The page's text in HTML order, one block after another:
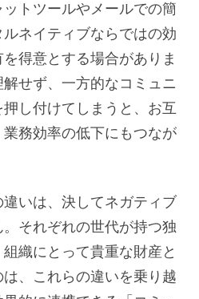
トツールやメールでの簡
ネイティブならではの効
得意とする場合がありま
せず、一方的なコミュニ
し付けてしまうと、お互
務効率の低下にもつなが
いは、決してネガティブ
それぞれの世代が持つ独
織にとって貴重な財産と
、これらの違いを乗り越